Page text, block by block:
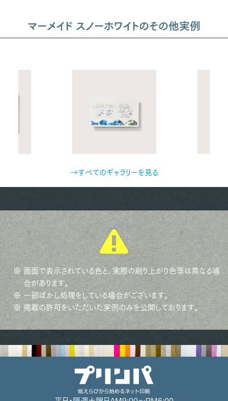
マーメイド スノーホワイトのその他実例
→すべてのギャラリーを見る
※ 画面で表示されている色と、実際の刷り上がり色等は異なる場
合があります。
※ 一部ぼかし処理をしている場合がございます。
※ 掲載の許可をいただいた実例のみを公開しております。